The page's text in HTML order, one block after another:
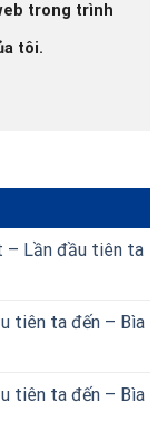
trong trình
tôi.
– Lần đầu tiên ta
tiên ta đến – Bìa
tiên ta đến – Bìa